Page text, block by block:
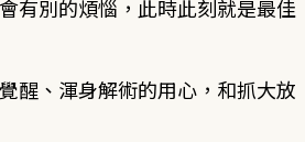
有別的煩惱，此時此刻就是最佳
醒、渾身解術的用心，和抓大放